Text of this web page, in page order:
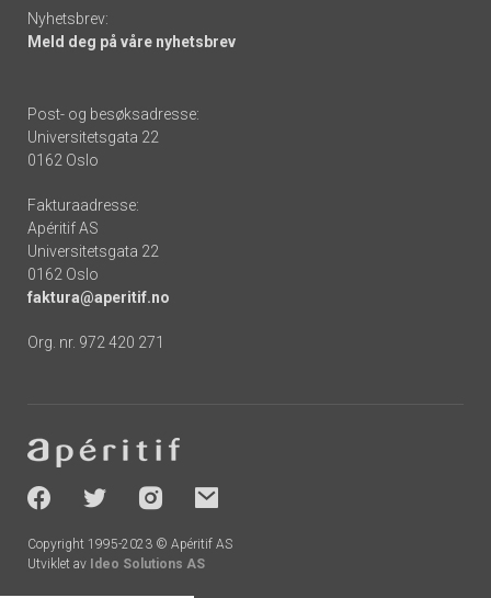
Nyhetsbrev:
Meld deg på våre nyhetsbrev
Post- og besøksadresse:
Universitetsgata 22
0162 Oslo
Fakturaadresse:
Apéritif AS
Universitetsgata 22
0162 Oslo
faktura@aperitif.no
Org. nr. 972 420 271
-
socials
Copyright 1995-2023 © Apéritif AS
Utviklet av Ideo Solutions AS